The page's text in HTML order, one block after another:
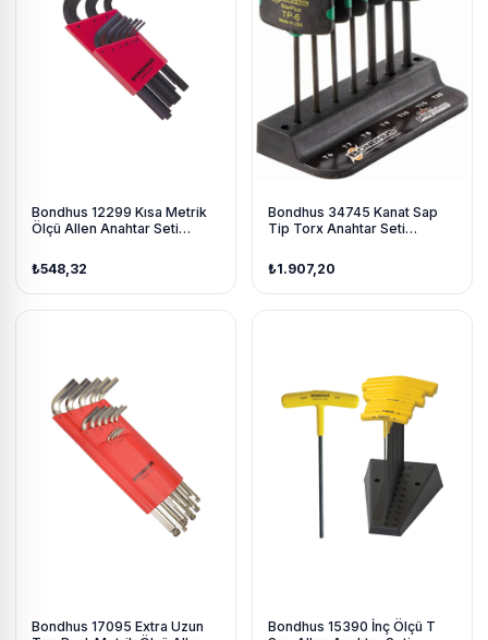
Bondhus 12299 Kısa Metrik
Ölçü Allen Anahtar Seti
₺548,32
Bondhus 34745 Kanat Sap
Tip Torx Anahtar Seti
₺1.907,20
Bondhus 17095 Extra Uzun
Bondhus 15390 İnç Ölçü T